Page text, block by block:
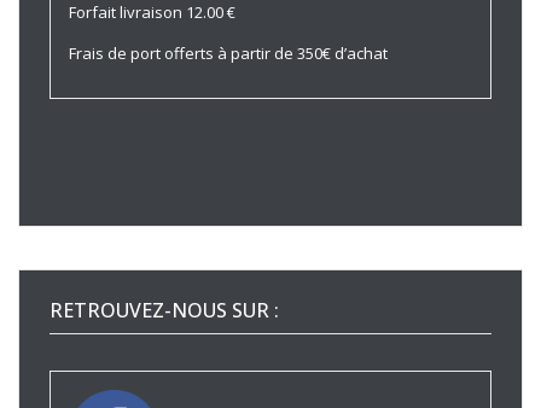
Forfait livraison 12.00 €
Frais de port offerts à partir de 350€ d’achat
RETROUVEZ-NOUS SUR :